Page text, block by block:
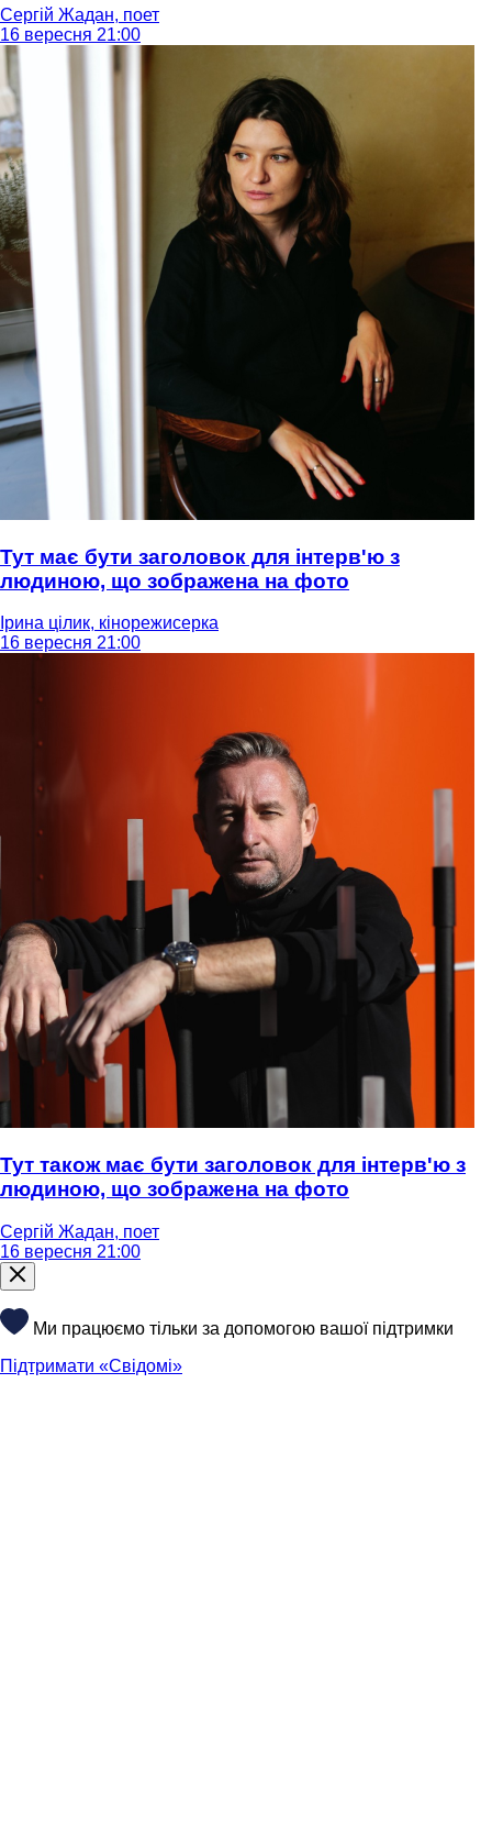
Сергій Жадан, поет
16 вересня 21:00
Тут має бути заголовок для інтерв'ю з
людиною, що зображена на фото
Ірина цілик, кінорежисерка
16 вересня 21:00
Тут також має бути заголовок для інтерв'ю з
людиною, що зображена на фото
Сергій Жадан, поет
16 вересня 21:00
Ми працюємо тільки за допомогою вашої підтримки
Підтримати «Свідомі»